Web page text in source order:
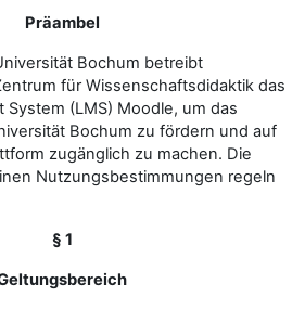
Präambel
Bochum betreibt
für Wissenschaftsdidaktik das
System (LMS) Moodle, um das
Bochum zu fördern und auf
zugänglich zu machen. Die
Nutzungsbestimmungen regeln
§ 1